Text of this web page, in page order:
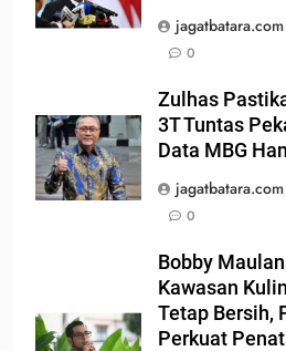
jagatbatara.com
0
Zulhas
3T Tuntas
Data MBG
jagatbatara.com
0
Bobby
Kawasan
Tetap Bersih,
Perkuat